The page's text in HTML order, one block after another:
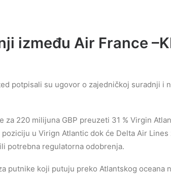
između Air France
potpisali su ugovor o zajedničkoj suradnji
220 milijuna GBP preuzeti 31 % Virgin
u Virign Atlantic dok će Delta Air
potrebna regulatorna odobrenja.
putnike koji putuju preko Atlantskog oceana